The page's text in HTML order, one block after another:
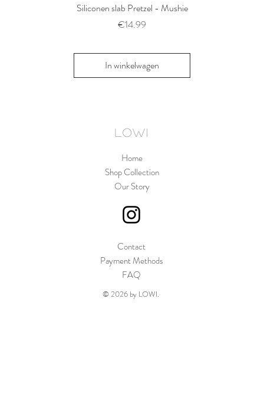
Siliconen slab Pretzel - Mushie
Prijs
€14.99
In winkelwagen
LOWI
Home
Shop Collection
Our Story
Contact
Payment Methods
FAQ
© 2026 by LOWI.